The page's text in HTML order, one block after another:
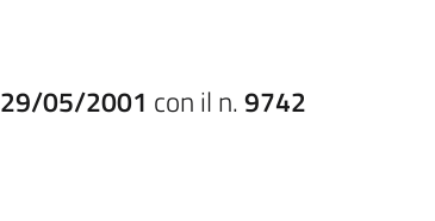
29/05/2001 con il n.9742